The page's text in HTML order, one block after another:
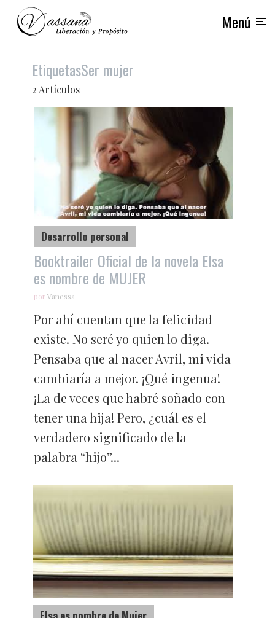
Menú
EtiquetasSer mujer
2 Artículos
Desarrollo personal
Booktrailer Oficial de la novela Elsa
es nombre de MUJER
porVanessa
Por ahí cuentan que la felicidad
existe. No seré yo quien lo diga.
Pensaba que al nacer Avril, mi vida
cambiaría a mejor. ¡Qué ingenua!
¡La de veces que habré soñado con
tener una hija! Pero, ¿cuál es el
verdadero significado de la
palabra “hijo”...